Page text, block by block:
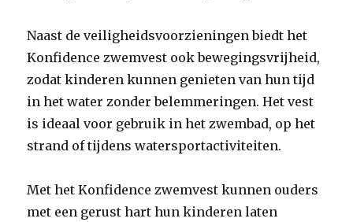
Naast de veiligheidsvoorzieningen biedt het
Konfidence zwemvest ook bewegingsvrijheid,
zodat kinderen kunnen genieten van hun tijd
in het water zonder belemmeringen. Het vest
is ideaal voor gebruik in het zwembad, op het
strand of tijdens watersportactiviteiten.
Met het Konfidence zwemvest kunnen ouders
met een gerust hart hun kinderen laten